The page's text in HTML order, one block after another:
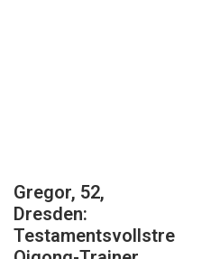
Gregor, 52,
Dresden: